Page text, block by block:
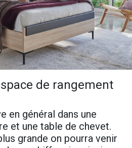
de rangement
en général dans une
et une table de chevet.
grande on pourra venir